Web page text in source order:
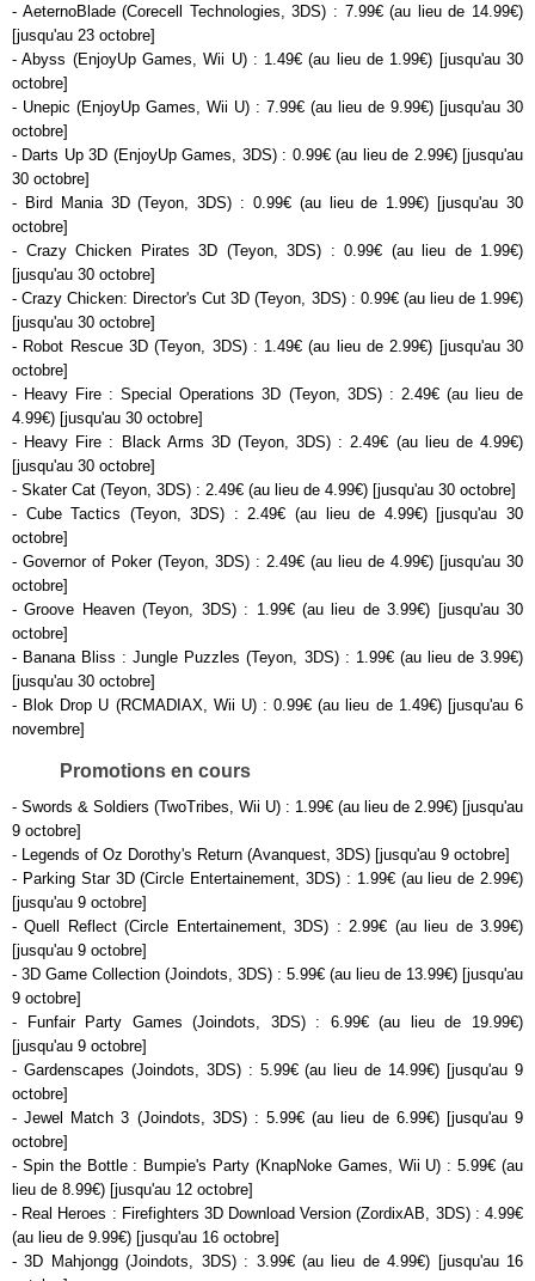
- AeternoBlade (Corecell Technologies, 3DS) : 7.99€ (au lieu de 14.99€)
[jusqu'au 23 octobre]
- Abyss (EnjoyUp Games, Wii U) : 1.49€ (au lieu de 1.99€) [jusqu'au 30
octobre]
- Unepic (EnjoyUp Games, Wii U) : 7.99€ (au lieu de 9.99€) [jusqu'au 30
octobre]
- Darts Up 3D (EnjoyUp Games, 3DS) : 0.99€ (au lieu de 2.99€) [jusqu'au
30 octobre]
- Bird Mania 3D (Teyon, 3DS) : 0.99€ (au lieu de 1.99€) [jusqu'au 30
octobre]
- Crazy Chicken Pirates 3D (Teyon, 3DS) : 0.99€ (au lieu de 1.99€)
[jusqu'au 30 octobre]
- Crazy Chicken: Director's Cut 3D (Teyon, 3DS) : 0.99€ (au lieu de 1.99€)
[jusqu'au 30 octobre]
- Robot Rescue 3D (Teyon, 3DS) : 1.49€ (au lieu de 2.99€) [jusqu'au 30
octobre]
- Heavy Fire : Special Operations 3D (Teyon, 3DS) : 2.49€ (au lieu de
4.99€) [jusqu'au 30 octobre]
- Heavy Fire : Black Arms 3D (Teyon, 3DS) : 2.49€ (au lieu de 4.99€)
[jusqu'au 30 octobre]
- Skater Cat (Teyon, 3DS) : 2.49€ (au lieu de 4.99€) [jusqu'au 30 octobre]
- Cube Tactics (Teyon, 3DS) : 2.49€ (au lieu de 4.99€) [jusqu'au 30
octobre]
- Governor of Poker (Teyon, 3DS) : 2.49€ (au lieu de 4.99€) [jusqu'au 30
octobre]
- Groove Heaven (Teyon, 3DS) : 1.99€ (au lieu de 3.99€) [jusqu'au 30
octobre]
- Banana Bliss : Jungle Puzzles (Teyon, 3DS) : 1.99€ (au lieu de 3.99€)
[jusqu'au 30 octobre]
- Blok Drop U (RCMADIAX, Wii U) : 0.99€ (au lieu de 1.49€) [jusqu'au 6
novembre]
Promotions en cours
- Swords & Soldiers (TwoTribes, Wii U) : 1.99€ (au lieu de 2.99€) [jusqu'au
9 octobre]
- Legends of Oz Dorothy's Return (Avanquest, 3DS) [jusqu'au 9 octobre]
- Parking Star 3D (Circle Entertainement, 3DS) : 1.99€ (au lieu de 2.99€)
[jusqu'au 9 octobre]
- Quell Reflect (Circle Entertainement, 3DS) : 2.99€ (au lieu de 3.99€)
[jusqu'au 9 octobre]
- 3D Game Collection (Joindots, 3DS) : 5.99€ (au lieu de 13.99€) [jusqu'au
9 octobre]
- Funfair Party Games (Joindots, 3DS) : 6.99€ (au lieu de 19.99€)
[jusqu'au 9 octobre]
- Gardenscapes (Joindots, 3DS) : 5.99€ (au lieu de 14.99€) [jusqu'au 9
octobre]
- Jewel Match 3 (Joindots, 3DS) : 5.99€ (au lieu de 6.99€) [jusqu'au 9
octobre]
- Spin the Bottle : Bumpie's Party (KnapNoke Games, Wii U) : 5.99€ (au
lieu de 8.99€) [jusqu'au 12 octobre]
- Real Heroes : Firefighters 3D Download Version (ZordixAB, 3DS) : 4.99€
(au lieu de 9.99€) [jusqu'au 16 octobre]
- 3D Mahjongg (Joindots, 3DS) : 3.99€ (au lieu de 4.99€) [jusqu'au 16